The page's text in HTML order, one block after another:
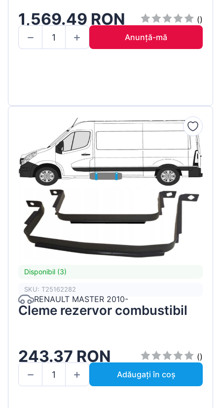
1,569.49 RON
()
Anunță-mă
Disponibil (3)
SKU: T25162282
RENAULT MASTER 2010-
Cleme rezervor combustibil
243.37 RON
()
Adăugați în coș